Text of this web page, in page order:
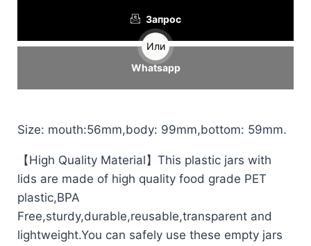
Запрос
Или
Whatsapp
Size: mouth:56mm,body: 99mm,bottom: 59mm.
【High Quality Material】This plastic jars with
lids are made of high quality food grade PET
plastic,BPA
Free,sturdy,durable,reusable,transparent and
lightweight.You can safely use these empty jars